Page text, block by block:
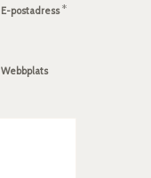
E-postadress*
Webbplats